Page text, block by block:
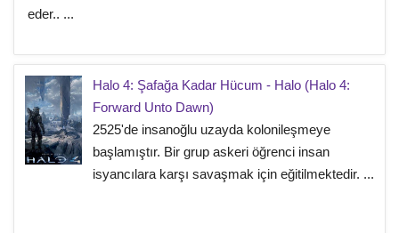
eder.. ...
Halo 4: Şafağa Kadar Hücum - Halo (Halo 4:
Forward Unto Dawn)
2525'de insanoğlu uzayda kolonileşmeye
başlamıştır. Bir grup askeri öğrenci insan
isyancılara karşı savaşmak için eğitilmektedir. ...